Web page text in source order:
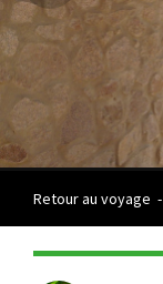
Retour au voyage -